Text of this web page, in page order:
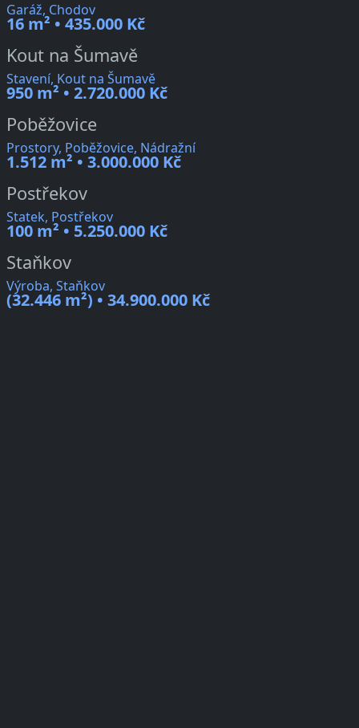
Garáž, Chodov
16 m² • 435.000 Kč
Kout na Šumavě
Stavení, Kout na Šumavě
950 m² • 2.720.000 Kč
Poběžovice
Prostory, Poběžovice, Nádražní
1.512 m² • 3.000.000 Kč
Postřekov
Statek, Postřekov
100 m² • 5.250.000 Kč
Staňkov
Výroba, Staňkov
(32.446 m²) • 34.900.000 Kč